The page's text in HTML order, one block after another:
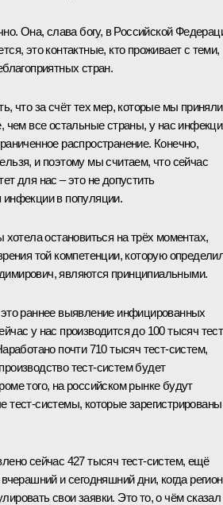
Она, слава богу, в Российской
это контактные, кто проживает с теми,
стран.
что за счёт тех мер, которые мы приняли
чем все остальные страны, у нас
распространение. Конечно,
и поэтому мы считаем, что сейчас
для нас – это не допустить
инфекции в популяции.
хотела остановиться на трёх моментах,
той компетенции, которую
являются принципиальными.
раннее выявление инфицированных
у нас производится до 100 тысяч
почти 710 тысяч тест-систем,
тест-систем будет
того, на российском рынке будут
тест-системы, которые зарегистрированы
сейчас 427 тысяч тест-систем, ещё
и сегодняшний дни, когда
свои заявки. Это то, о чём сказал